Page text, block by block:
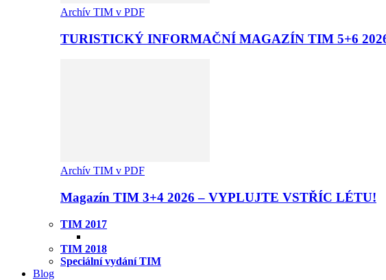
Archív TIM v PDF
TURISTICKÝ INFORMAČNÍ MAGAZÍN TIM 5+6
Archív TIM v PDF
Magazín TIM 3+4 2026 – VYPLUJTE VSTŘÍC LÉTU!
TIM 2017
TIM 2018
Speciální vydání TIM
Blog